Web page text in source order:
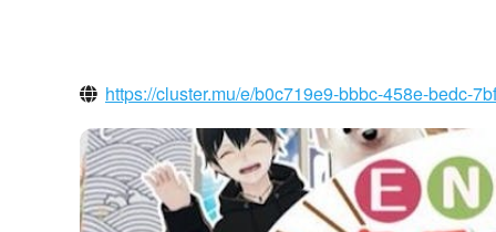
https://cluster.mu/e/b0c719e9-bbbc-458e-bedc-